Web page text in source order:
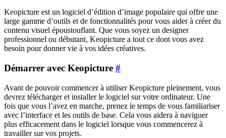
Keopicture est un logiciel d’édition d’image populaire qui offre une
large gamme d’outils et de fonctionnalités pour vous aider à créer du
contenu visuel époustouflant. Que vous soyez un designer
professionnel ou débutant, Keopicture a tout ce dont vous avez
besoin pour donner vie à vos idées créatives.
Démarrer avec Keopicture #
Avant de pouvoir commencer à utiliser Keopicture pleinement, vous
devrez télécharger et installer le logiciel sur votre ordinateur. Une
fois que vous l’avez en marche, prenez le temps de vous familiariser
avec l’interface et les outils de base. Cela vous aidera à naviguer
plus efficacement dans le logiciel lorsque vous commencerez à
travailler sur vos projets.